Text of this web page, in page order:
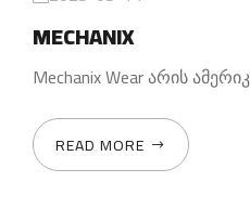
MECHANIX
READ MORE